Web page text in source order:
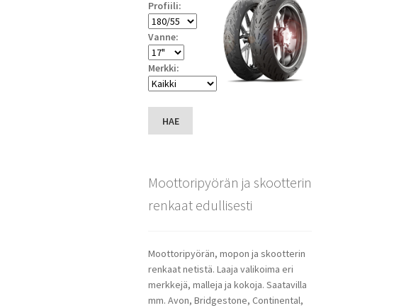
Profiili:
Vanne:
Merkki:
HAE
Moottoripyörän ja skootterin
renkaat edullisesti
Moottoripyörän, mopon ja skootterin
renkaat netistä. Laaja valikoima eri
merkkejä, malleja ja kokoja. Saatavilla
mm. Avon, Bridgestone, Continental,